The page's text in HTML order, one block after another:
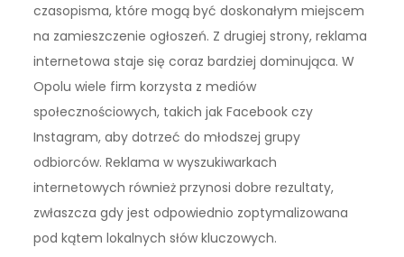
czasopisma, które mogą być doskonałym miejscem
na zamieszczenie ogłoszeń. Z drugiej strony, reklama
internetowa staje się coraz bardziej dominująca. W
Opolu wiele firm korzysta z mediów
społecznościowych, takich jak Facebook czy
Instagram, aby dotrzeć do młodszej grupy
odbiorców. Reklama w wyszukiwarkach
internetowych również przynosi dobre rezultaty,
zwłaszcza gdy jest odpowiednio zoptymalizowana
pod kątem lokalnych słów kluczowych.